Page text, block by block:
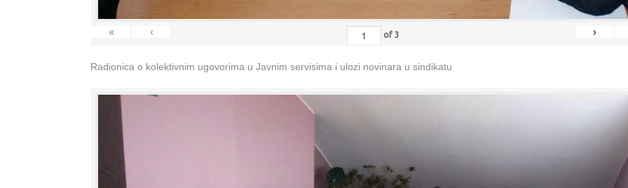
« ‹ of 3 ›
Radionica o kolektivnim ugovorima u Javnim servisima i ulozi novinara u sindikatu